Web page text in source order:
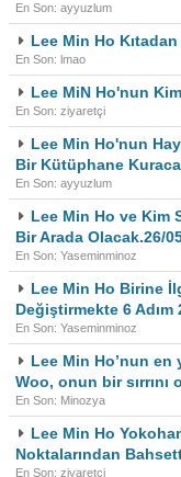
En Son: ayyuzlum
Lee Min Ho Kıtadan
En Son: lmao
Lee MiN Ho'nun
En Son: ziyaretçi
Lee Min Ho'nun
Bir Kütüphane
En Son: ayyuzlum
Lee Min Ho ve Kim
Bir Arada Olacak.26/
En Son: Yaseminminoz
Lee Min Ho Birine
Değiştirmekte 6 Adım
En Son: Yaseminminoz
Lee Min Ho’nun en
Woo, onun bir sırrını
En Son: Minozya
Lee Min Ho
Noktalarından
En Son: ziyaretçi